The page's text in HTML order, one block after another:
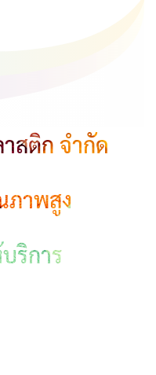
สติก จำกัด
าพสูง
ริการ